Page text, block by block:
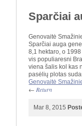
Sparčiai
Genovaitė
Sparčiai auga
8,1 hektaro, o
vis populiaresni
viena šalis kol kas
pasėlių plotas
Genovaitė
← Return
Mar 8, 2015